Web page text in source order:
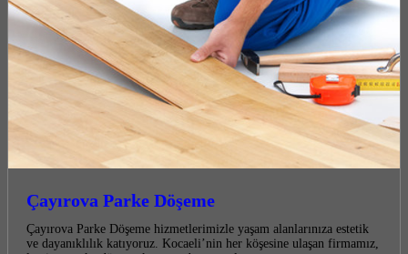
Çayırova Parke Döşeme
Çayırova Parke Döşeme hizmetlerimizle yaşam alanlarınıza estetik
ve dayanıklılık katıyoruz. Kocaeli’nin her köşesine ulaşan firmamız,